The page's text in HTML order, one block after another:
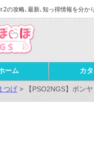
の攻略､最新､知っ得情報を分
ーム カ
つげ > 【PSO2NGS】ボン